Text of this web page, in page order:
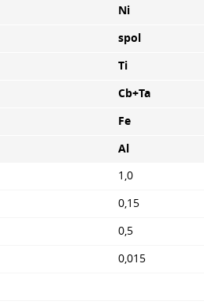
Ni
spol
Ti
Cb+Ta
Fe
Al
1,0
0,15
0,5
0,015